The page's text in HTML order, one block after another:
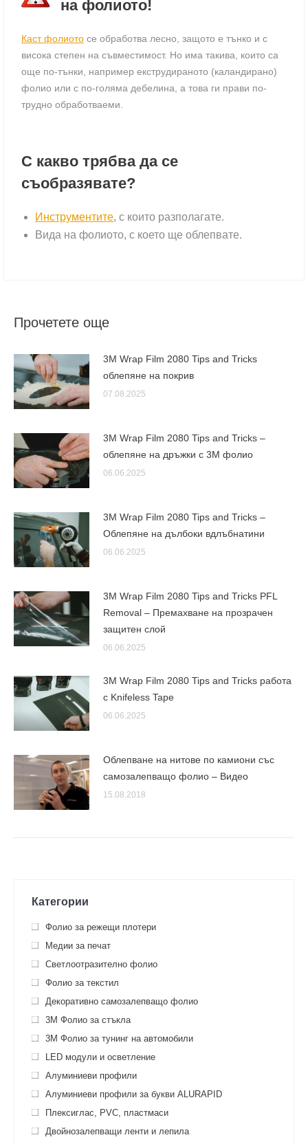
на фолиото!
Каст фолиото се обработва лесно, защото е тънко и с
висока степен на съвместимост. Но има такива, които са
още по-тънки, например екструдираното (каландирано)
фолио или с по-голяма дебелина, а това ги прави по-
трудно обработваеми.
С какво трябва да се
съобразявате?
Инструментите, с които разполагате.
Вида на фолиото, с което ще облепвате.
Прочетете още
3M Wrap Film 2080 Tips and Tricks
облепяне на покрив
07.08.2025
3M Wrap Film 2080 Tips and Tricks –
облепяне на дръжки с 3М фолио
06.06.2025
3M Wrap Film 2080 Tips and Tricks –
Облепяне на дълбоки вдлъбнатини
06.06.2025
3M Wrap Film 2080 Tips and Tricks PFL
Removal – Премахване на прозрачен
защитен слой
06.06.2025
3M Wrap Film 2080 Tips and Tricks работа
с Knifeless Tape
06.06.2025
Облепване на нитове по камиони със
самозалепващо фолио – Видео
15.08.2018
Категории
Фолио за режещи плотери
Медии за печат
Светлоотразително фолио
Фолио за текстил
Декоративно самозалепващо фолио
3M Фолио за стъкла
3M Фолио за тунинг на автомобили
LED модули и осветление
Алуминиеви профили
Алуминиеви профили за букви ALURAPID
Плексиглас, PVC, пластмаси
Двойнозалепващи ленти и лепила